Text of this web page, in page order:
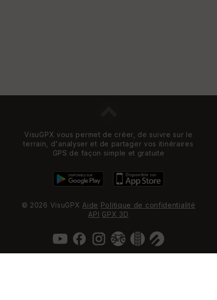
VisuGPX vous permet de créer, de suivre sur le
terrain, d'analyser et de partager vos itinéraires
GPS de façon simple et gratuite
© 2026 VisuGPX Aide Politique de confidentialité
API GPX 3D